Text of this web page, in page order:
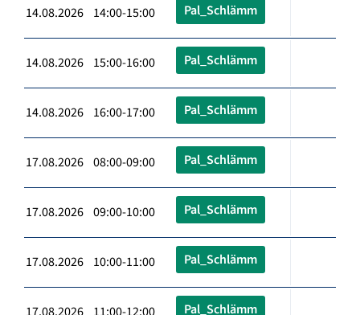
14.08.2026 14:00-15:00 Pal_Schlämm
14.08.2026 15:00-16:00 Pal_Schlämm
14.08.2026 16:00-17:00 Pal_Schlämm
17.08.2026 08:00-09:00 Pal_Schlämm
17.08.2026 09:00-10:00 Pal_Schlämm
17.08.2026 10:00-11:00 Pal_Schlämm
Pal_Schlämm